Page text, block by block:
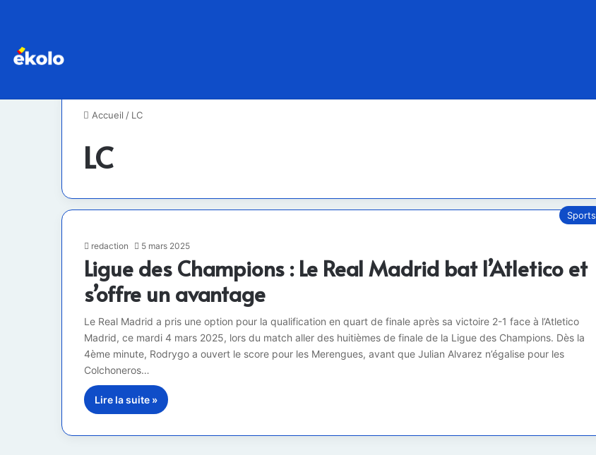
Accueil / LC
LC
Sports
redaction 5 mars 2025
Ligue des Champions : Le Real Madrid bat l’Atletico et
s’offre un avantage
Le Real Madrid a pris une option pour la qualification en quart de finale après sa victoire 2-1 face à l’Atletico
Madrid, ce mardi 4 mars 2025, lors du match aller des huitièmes de finale de la Ligue des Champions. Dès la
4ème minute, Rodrygo a ouvert le score pour les Merengues, avant que Julian Alvarez n’égalise pour les
Colchoneros…
Lire la suite »